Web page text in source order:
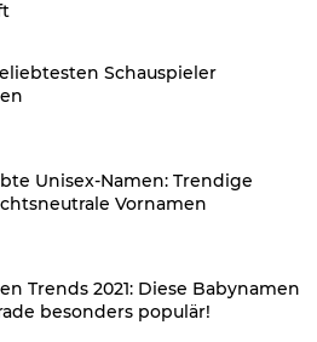
Schauspieler
Unisex-Namen: Trendige
Vornamen
Trends 2021: Diese Babynamen
besonders populär!